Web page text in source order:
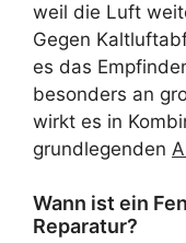
weil die Luft
Gegen
es das
besonders an
wirkt es in
grundlegenden
Wann ist ein
Reparatur?